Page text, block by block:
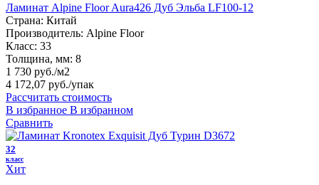
Ламинат Alpine Floor Aura426 Дуб Эльба LF100-12
Страна: Китай
Производитель: Alpine Floor
Класс: 33
Толщина, мм: 8
1 730 руб./м2
4 172,07 руб./упак
Рассчитать стоимость
В избранное В избранном
Сравнить
32
класс
Хит